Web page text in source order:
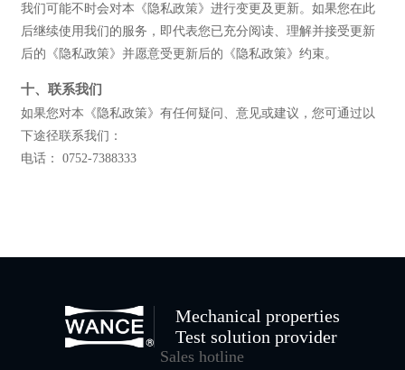
我们可能不时会对本《隐私政策》进行变更及更新。如果您在此
后继续使用我们的服务，即代表您已充分阅读、理解并接受更新
后的《隐私政策》并愿意受更新后的《隐私政策》约束。
十、联系我们
如果您对本《隐私政策》有任何疑问、意见或建议，您可通过以
下途径联系我们：
电话： 0752-7388333
Mechanical properties
Test solution provider
Sales hotline